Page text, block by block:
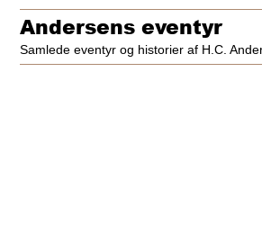
Andersens eventyr
Samlede eventyr og historier af H.C.